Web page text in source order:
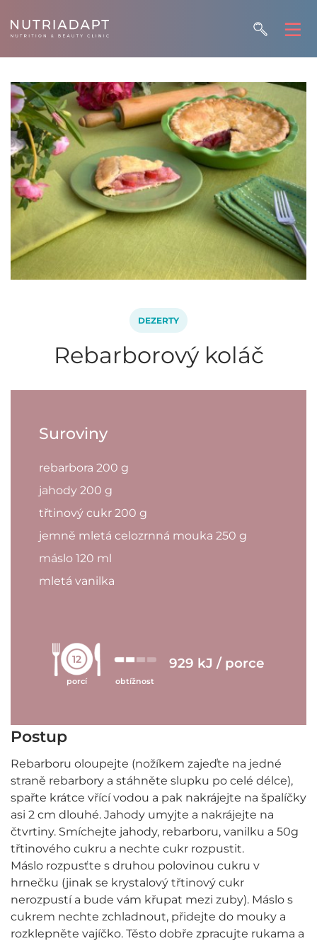
DEZERTY
Rebarborový koláč
Suroviny
rebarbora 200 g
jahody 200 g
třtinový cukr 200 g
jemně mletá celozrnná mouka 250 g
máslo 120 ml
mletá vanilka
12
porcí obtížnost
929 kJ / porce
Postup
Rebarboru oloupejte (nožíkem zajeďte na jedné
straně rebarbory a stáhněte slupku po celé délce),
spařte krátce vřící vodou a pak nakrájejte na špalíčky
asi 2 cm dlouhé. Jahody umyjte a nakrájejte na
čtvrtiny. Smíchejte jahody, rebarboru, vanilku a 50g
třtinového cukru a nechte cukr rozpustit.
Máslo rozpusťte s druhou polovinou cukru v
hrnečku (jinak se krystalový třtinový cukr
nerozpustí a bude vám křupat mezi zuby). Máslo s
cukrem nechte zchladnout, přidejte do mouky a
rozklepněte vajíčko. Těsto dobře zpracujte rukama a